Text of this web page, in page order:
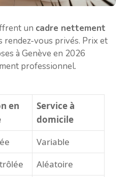
un cadre nettement
rendez-vous privés. Prix et
à Genève en 2026
professionnel.
en
Service à
domicile
Variable
Aléatoire